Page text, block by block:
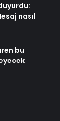
nasıl
bu